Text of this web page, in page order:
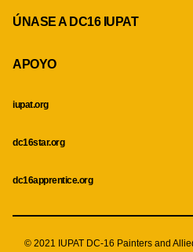
ÚNASE A DC16 IUPAT
APOYO
iupat.org
dc16star.org
dc16apprentice.org
© 2021 IUPAT DC-16 Painters and